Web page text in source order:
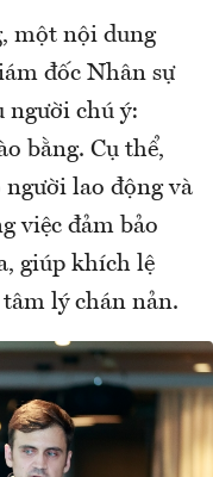
một nội dung
đốc Nhân sự
người chú ý:
bằng. Cụ thể,
lao động và
việc đảm bảo
giúp khích lệ
lý chán nản.